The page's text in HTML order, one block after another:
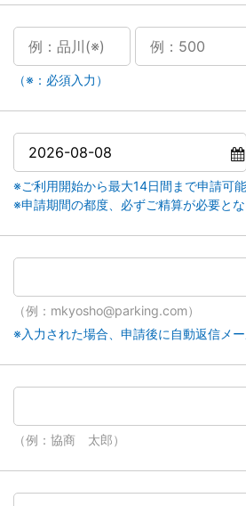
（※：必須入力）
※ご利用開始から最大14日間まで申請可能
※申請期間の都度、必ずご精算が必要とな
（例：mkyosho@parking.com）
※入力された場合、申請後に自動返信メ
（例：協商 太郎）